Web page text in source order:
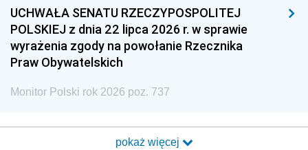
UCHWAŁA SENATU RZECZYPOSPOLITEJ
POLSKIEJ z dnia 22 lipca 2026 r. w sprawie
wyrażenia zgody na powołanie Rzecznika
Praw Obywatelskich
Monitor Polski rok 2026 poz. 737
pokaż więcej